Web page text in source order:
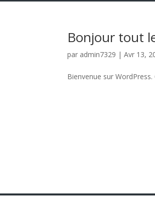
Bonjour tout
par admin7329 |Avr 13,
Bienvenue sur